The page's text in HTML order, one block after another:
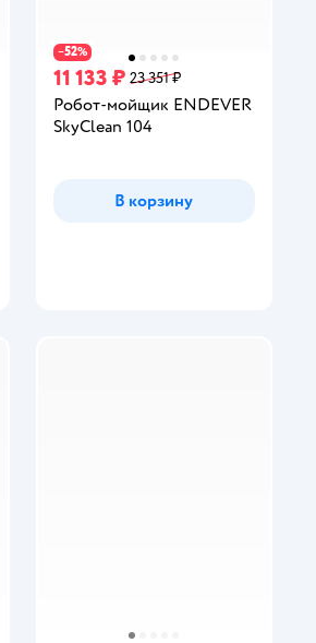
−52%
11 133 ₽ 23 351 ₽
Робот-мойщик ENDEVER
SkyClean 104
В корзину